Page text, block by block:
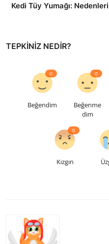
Kedi Tüy Yumağı:
TEPKINIZ NEDIR?
Beğendim
0
Beğenme
dim
0
Kızgın
0